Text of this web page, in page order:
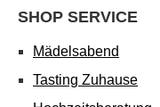
SHOP SERVICE
Mädelsabend
Tasting Zuhause